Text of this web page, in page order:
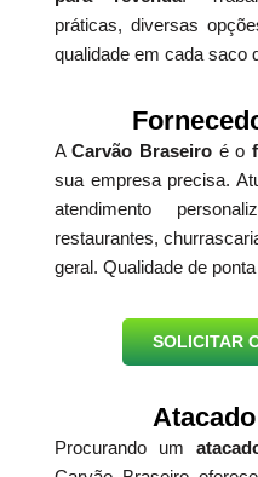
práticas, diversas
qualidade em cada saco
ACarvão Braseiro é o
sua empresa precisa.
atendimento
restaurantes,
geral. Qualidade de
SOLICITAR
Procurando um